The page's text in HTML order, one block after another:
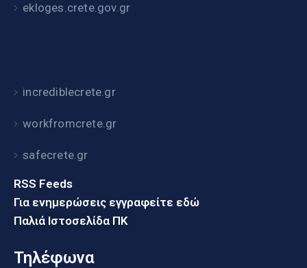
ekloges.crete.gov.gr
incrediblecrete.gr
workfromcrete.gr
safecrete.gr
RSS Feeds
Για ενημερώσεις εγγραφείτε εδώ
Παλιά Ιστοσελίδα ΠΚ
Τηλέφωνα